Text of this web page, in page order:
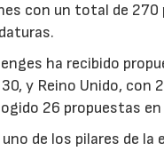
con un total de
ha recibido
y Reino Unido, con
26 propuestas
de los pilares de